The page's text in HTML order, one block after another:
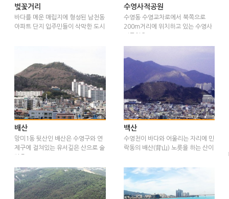
벚꽃거리
바다를 메운 매립지에 형성된 남천동
아파트 단지 입주민들이 삭막한 도시
수영사적공원
수영동 수영교차로에서 북쪽으로
200m거리에 위치하고 있는 수영사
배산
망미1동 뒷산인 배산은 수영구와 연
제구에 걸쳐있는 유서깊은 산으로 술
백산
수영천이 바다와 어울리는 자리에 민
락동의 배산(背山) 노릇을 하는 산이